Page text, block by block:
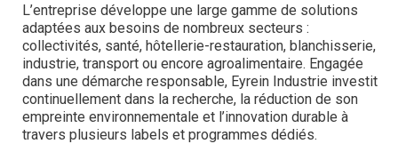
L’entreprise développe une large gamme de solutions
adaptées aux besoins de nombreux secteurs :
collectivités, santé, hôtellerie-restauration, blanchisserie,
industrie, transport ou encore agroalimentaire. Engagée
dans une démarche responsable, Eyrein Industrie investit
continuellement dans la recherche, la réduction de son
empreinte environnementale et l’innovation durable à
travers plusieurs labels et programmes dédiés.